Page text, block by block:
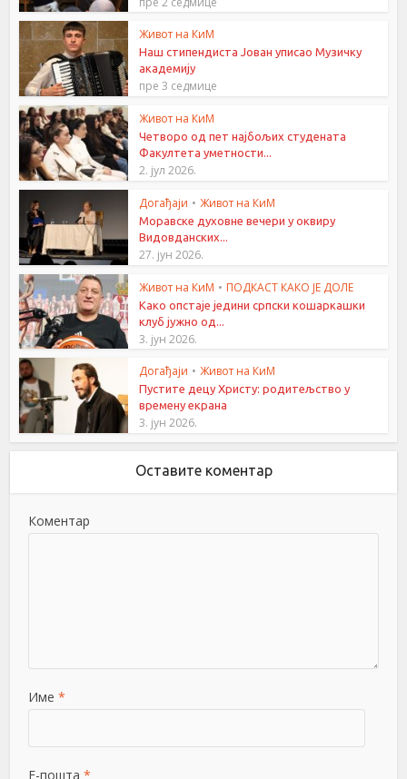
Живот на КиМ
Наш стипендиста Јован уписао Музичку
академију
пре 3 седмице
Живот на КиМ
Четворо од пет најбољих студената
Факултета уметности...
2. јул 2026.
Догађаји • Живот на КиМ
Моравске духовне вечери у оквиру
Видовданских...
27. јун 2026.
Живот на КиМ • ПОДКАСТ КАКО ЈЕ ДОЛЕ
Како опстаје једини српски кошаркашки
клуб јужно од...
3. јун 2026.
Догађаји • Живот на КиМ
Пустите децу Христу: родитељство у
времену екрана
3. јун 2026.
Оставите коментар
Коментар
Име*
Е-пошта*